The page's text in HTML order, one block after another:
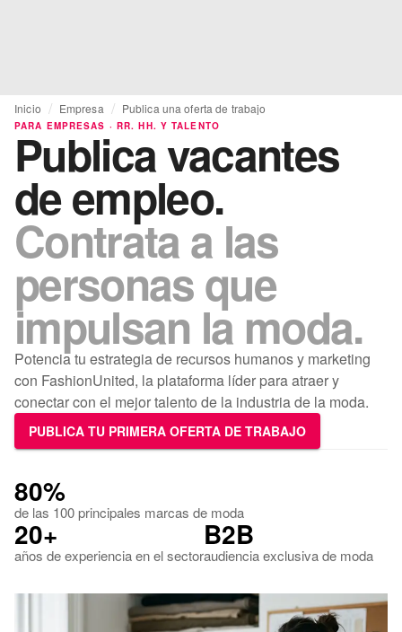
Inicio Empresa Publica una oferta de trabajo
PARA EMPRESAS · RR. HH. Y TALENTO
Publica vacantes
de empleo.
Contrata a las
personas que
impulsan la moda.
Potencia tu estrategia de recursos humanos y marketing
con FashionUnited, la plataforma líder para atraer y
conectar con el mejor talento de la industria de la moda.
PUBLICA TU PRIMERA OFERTA DE TRABAJO
80%
de las 100 principales marcas de moda
20+
años de experiencia en el sector
B2B
audiencia exclusiva de moda